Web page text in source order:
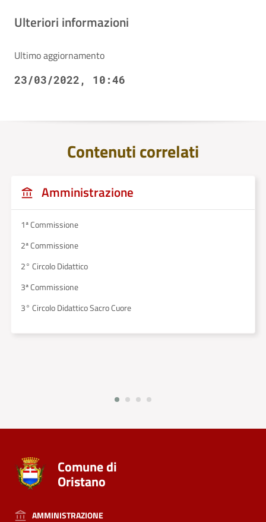
Ulteriori informazioni
Ultimo aggiornamento
23/03/2022, 10:46
Contenuti correlati
Amministrazione
1ª Commissione
2ª Commissione
2° Circolo Didattico
3ª Commissione
3° Circolo Didattico Sacro Cuore
Comune di
Oristano
AMMINISTRAZIONE